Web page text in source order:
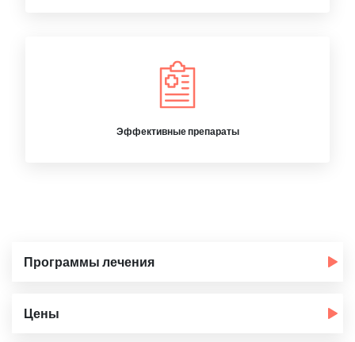
Эффективные препараты
Программы лечения
Цены